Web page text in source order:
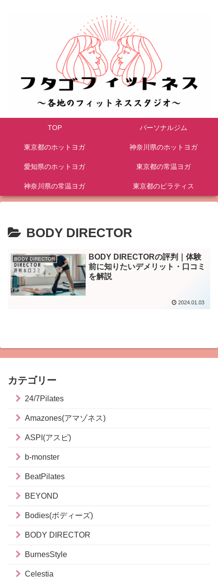
TOP パーソナルジム
東京都のホットヨガ 神奈川県のホットヨガ
愛知県のホットヨガ 東京都の常温ヨガ
神奈川県の常温ヨガ 東京都のピラティス
BODY DIRECTOR
BODY DIRECTOR
BODY DIRECTORの評判｜体験
前に知りたいデメリット・口コミ
を解説
2024.01.03
カテゴリー
24/7Pilates
Amazones(アマゾネス)
ASPI(アスピ)
b-monster
BeatPilates
BEYOND
Bodies(ボディーズ)
BODY DIRECTOR
BurnesStyle
Celestia